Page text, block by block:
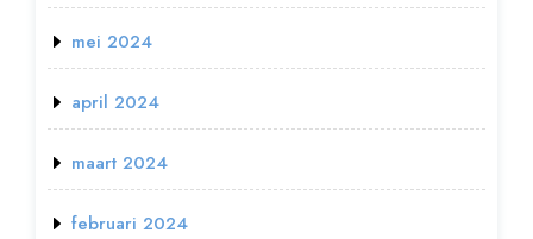
mei 2024
april 2024
maart 2024
februari 2024